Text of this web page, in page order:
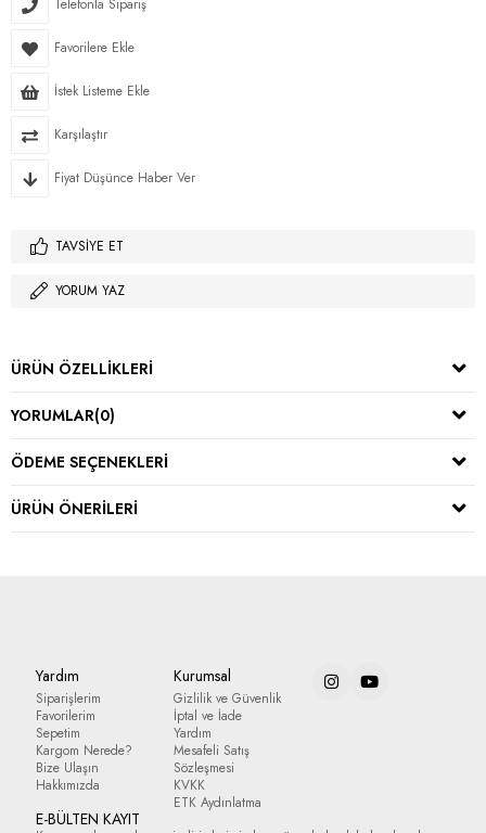
Telefonla Sipariş
Favorilere Ekle
İstek Listeme Ekle
Karşılaştır
Fiyat Düşünce Haber Ver
TAVSIYE ET
YORUM YAZ
ÜRÜN ÖZELLIKLERI
YORUMLAR(0)
ÖDEME SEÇENEKLERI
ÜRÜN ÖNERILERI
Yardım
Siparişlerim
Favorilerim
Sepetim
Kargom Nerede?
Bize Ulaşın
Hakkımızda
Kurumsal
Gizlilik ve Güvenlik
İptal ve İade
Yardım
Mesafeli Satış
Sözleşmesi
KVKK
ETK Aydınlatma
E-BÜLTEN KAYIT